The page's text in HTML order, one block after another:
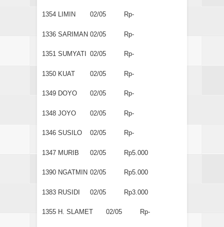
1354 LIMIN 02/05 Rp-
1336 SARIMAN 02/05 Rp-
1351 SUMYATI 02/05 Rp-
1350 KUAT 02/05 Rp-
1349 DOYO 02/05 Rp-
1348 JOYO 02/05 Rp-
1346 SUSILO 02/05 Rp-
1347 MURIB 02/05 Rp5.000
1390 NGATMIN 02/05 Rp5.000
1383 RUSIDI 02/05 Rp3.000
1355 H. SLAMET 02/05 Rp-